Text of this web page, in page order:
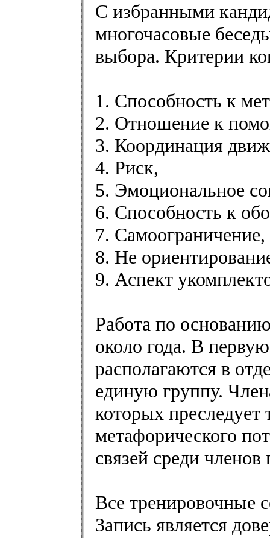
С избранными
многочасовые
выбора. Критерии
1. Способность к
2. Отношение к
3. Координация
4. Риск,
5. Эмоциональное
6. Способность к
7. Самоограничение,
8. Не
9. Аспект
Работа по
около года. В
располагаются в
единую группу.
которых преследует
метафорического
связей среди
Все тренировочные
Запись является